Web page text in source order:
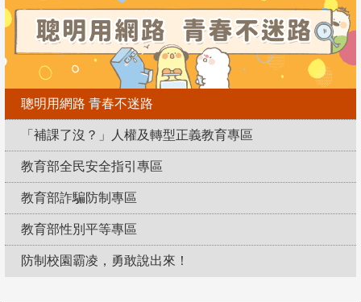
聰明用網路 青春不迷路
「補課了沒？」人權及轉型正義教育專區
教育部全民安全指引專區
教育部詐騙防制專區
教育部性別平等專區
防制校園霸凌，勇敢說出來！